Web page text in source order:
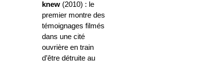
knew (2010) : le
premier montre des
témoignages filmés
dans une cité
ouvrière en train
d’être détruite au